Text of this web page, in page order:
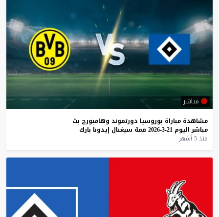
مباشر
مشاهدة مباراة بوروسيا دورتموند وهامبورج بث
مباشر اليوم 21-3-2026 قمة سيغنال إيدونا بارك
منذ 5 أشهر